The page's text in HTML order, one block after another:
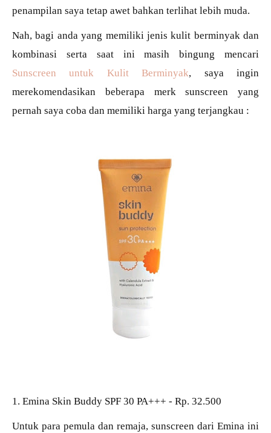
penampilan saya tetap awet bahkan terlihat lebih muda.
Nah, bagi anda yang memiliki jenis kulit berminyak dan
kombinasi serta saat ini masih bingung mencari
Sunscreen untuk Kulit Berminyak, saya ingin
merekomendasikan beberapa merk sunscreen yang
pernah saya coba dan memiliki harga yang terjangkau :
1. Emina Skin Buddy SPF 30 PA+++ - Rp. 32.500
Untuk para pemula dan remaja, sunscreen dari Emina ini